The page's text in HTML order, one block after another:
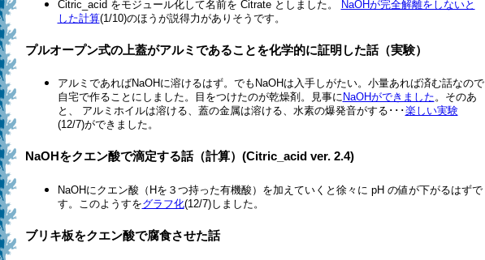
Citric_acid をモジュール化して名前を Citrate としました。
NaOHが完全解離をしないと
した計算(1/10)のほうが説得力がありそうです。
プルオープン式の上蓋がアルミであることを化学的に証明した話（実験）
アルミであればNaOHに溶けるはず。でもNaOHは入手しがたい。小量あれば済む話なので
自宅で作ることにしました。目をつけたのが乾燥剤。見事に NaOHができました。そのあ
と、 アルミホイルは溶ける、蓋の金属は溶ける、水素の爆発音がする･･･楽しい実験
(12/7)ができました。
NaOHをクエン酸で滴定する話（計算）(Citric_acid ver. 2.4)
NaOHにクエン酸（Hを３つ持った有機酸）を加えていくと徐々に pH の値が下がるはずで
す。このようすをグラフ化(12/7)しました。
ブリキ板をクエン酸で腐食させた話